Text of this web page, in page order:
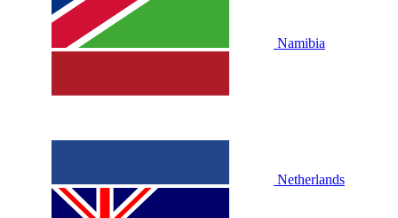
Namibia
Netherlands